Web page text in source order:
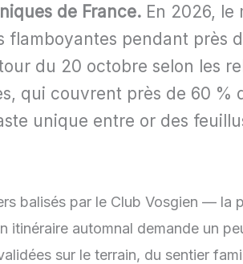
de France. En 2026, le
pendant près
du 20 octobre selon les
qui couvrent près de 60 %
unique entre or des
balisés par le Club Vosgien — la
itinéraire automnal demande un
sur le terrain, du sentier